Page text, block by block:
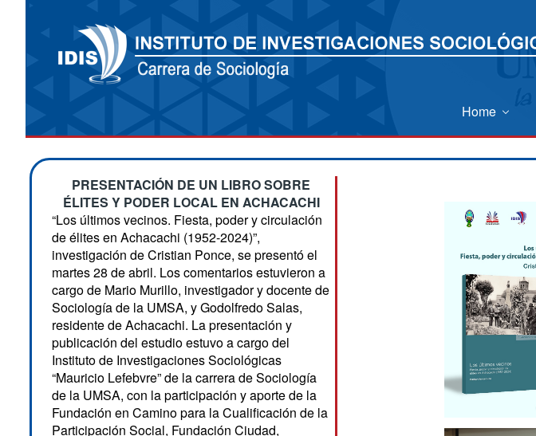
Home
PRESENTACIÓN DE UN LIBRO SOBRE
ÉLITES Y PODER LOCAL EN ACHACACHI
“Los últimos vecinos. Fiesta, poder y circulación
de élites en Achacachi (1952-2024)”,
investigación de Cristian Ponce, se presentó el
martes 28 de abril. Los comentarios estuvieron a
cargo de Mario Murillo, investigador y docente de
Sociología de la UMSA, y Godolfredo Salas,
residente de Achacachi. La presentación y
publicación del estudio estuvo a cargo del
Instituto de Investigaciones Sociológicas
“Mauricio Lefebvre” de la carrera de Sociología
de la UMSA, con la participación y aporte de la
Fundación en Camino para la Cualificación de la
Participación Social, Fundación Ciudad,